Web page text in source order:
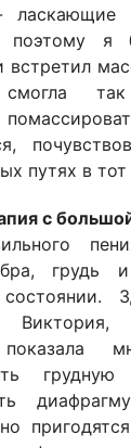
поэтому
встретил
смогла
путях в
с
грудь
показала